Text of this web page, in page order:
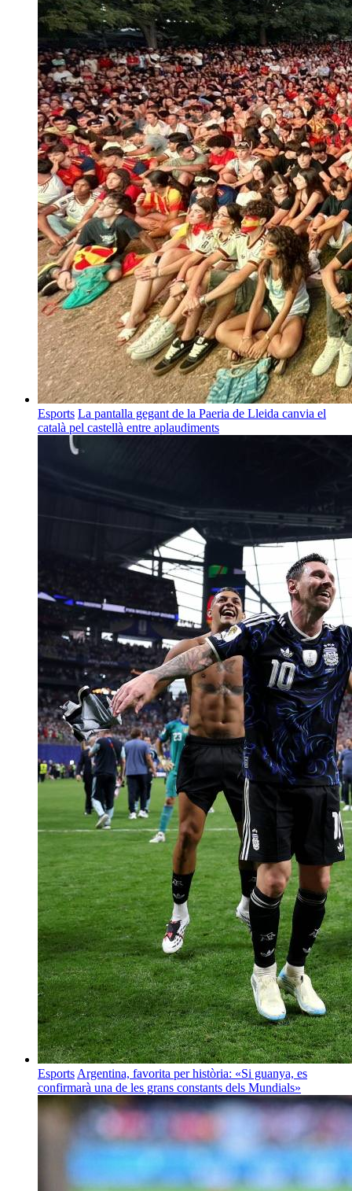
Esports La pantalla gegant de la Paeria de Lleida canvia el
català pel castellà entre aplaudiments
Esports Argentina, favorita per història: «Si guanya, es
confirmarà una de les grans constants dels Mundials»